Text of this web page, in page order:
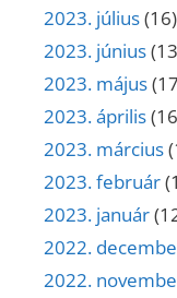
2023. július(16)
2023. június
2023. május
2023. április
2023. március
2023. február
2023. január
2022.
2022.